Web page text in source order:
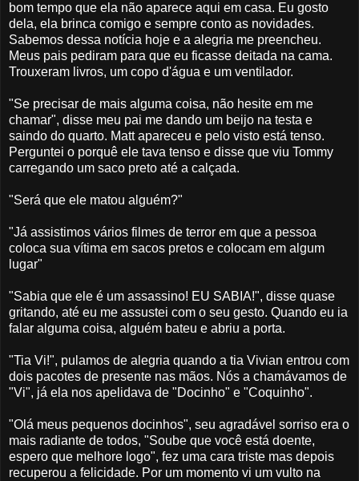
bom tempo que ela não aparece aqui em casa. Eu gosto
dela, ela brinca comigo e sempre conto as novidades.
Sabemos dessa notícia hoje e a alegria me preencheu.
Meus pais pediram para que eu ficasse deitada na cama.
Trouxeram livros, um copo d'água e um ventilador.
"Se precisar de mais alguma coisa, não hesite em me
chamar", disse meu pai me dando um beijo na testa e
saindo do quarto. Matt apareceu e pelo visto está tenso.
Perguntei o porquê ele tava tenso e disse que viu Tommy
carregando um saco preto até a calçada.
"Será que ele matou alguém?"
"Já assistimos vários filmes de terror em que a pessoa
coloca sua vítima em sacos pretos e colocam em algum
lugar"
"Sabia que ele é um assassino! EU SABIA!", disse quase
gritando, até eu me assustei com o seu gesto. Quando eu ia
falar alguma coisa, alguém bateu e abriu a porta.
"Tia Vi!", pulamos de alegria quando a tia Vivian entrou com
dois pacotes de presente nas mãos. Nós a chamávamos de
"Vi", já ela nos apelidava de "Docinho" e "Coquinho".
"Olá meus pequenos docinhos", seu agradável sorriso era o
mais radiante de todos, "Soube que você está doente,
espero que melhore logo", fez uma cara triste mas depois
recuperou a felicidade. Por um momento vi um vulto na